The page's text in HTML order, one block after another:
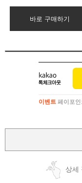
바로 구매하기
이벤트 페이포
상세